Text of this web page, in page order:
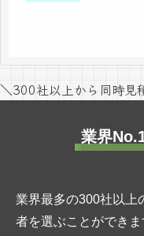
＼300社以上から同時見
業界
業界最多の300社以上
者を選ぶことができま